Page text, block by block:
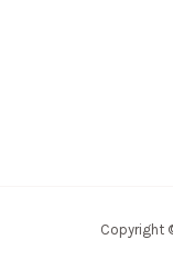
Copyright